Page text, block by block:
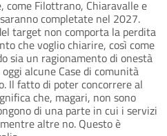
Filottrano, Chiaravalle e
completate nel 2027.
target non comporta la perdita
che voglio chiarire, così come
sia un ragionamento di onestà
alcune Case di comunità
Il fatto di poter concorrere al
che, magari, non sono
di una parte in cui i servizi
altre no. Questo è